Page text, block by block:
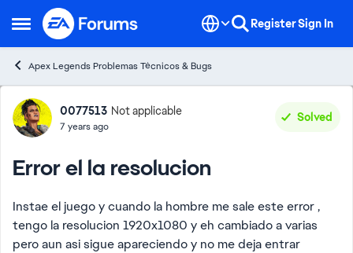
Open Side Menu
Skip to content RegisterSign In
Apex Legends Problemas Técnicos & Bugs
Forum Discussion
0077513 Not applicable
7 years ago
Solved
Error el la resolucion
Instae el juego y cuando la hombre me sale este error ,
tengo la resolucion 1920x1080 y eh cambiado a varias
pero aun asi sigue apareciendo y no me deja entrar